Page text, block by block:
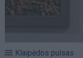
Klaipėdos pulsas